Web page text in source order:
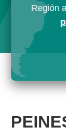
Región